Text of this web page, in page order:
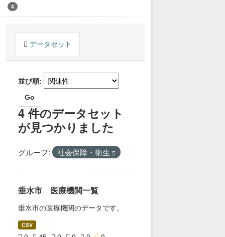
4
データセット
並び順
Go
4 件のデータセット
が見つかりました
グループ: 社会保障・衛生
垂水市 医療機関一覧
垂水市の医療機関のデータです。
CSV